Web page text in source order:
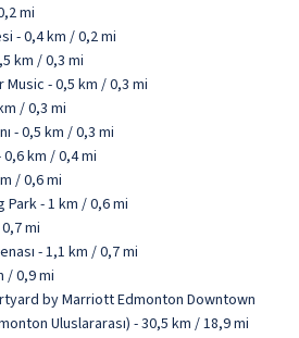
mi
- 0,4 km / 0,2 mi
km / 0,3 mi
- 0,5 km / 0,3 mi
/ 0,3 mi
- 0,5 km / 0,3 mi
km / 0,4 mi
/ 0,6 mi
Park - 1 km / 0,6 mi
mi
- 1,1 km / 0,7 mi
/ 0,9 mi
by Marriott Edmonton Downtown
Uluslararası) - 30,5 km / 18,9 mi